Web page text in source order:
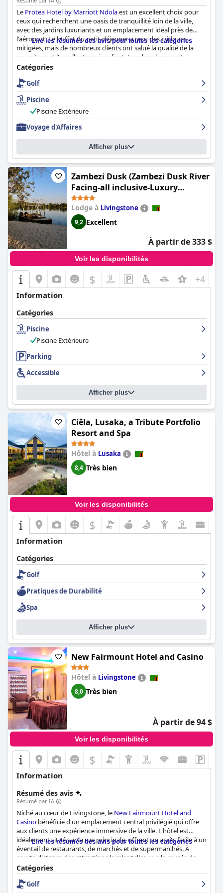
Le Protea Hotel by Marriott Ndolaest un excellent choix pour
ceux qui recherchent une oasis de tranquillité loin de la ville,
avec des jardins luxuriants et un emplacement idéal près de
l'aéroport. Le buffet du petit-déjeuner a reçu des critiques
mitigées, mais de nombreux clients ont salué la qualité de la
nourriture et l'excellent service client. Les chambres sont
propres et confortables, bien que certains critiques aient noté
des problèmes d'entretien mineurs. Le niveau de propreté
exceptionnel de l'hôtel est un point fort et le personnel est
décrit comme le plus amical, le plus courtois et le plus
professionnel qui soit, avec un service client exceptionnel qui
dépasse toutes les attentes. Dans l'ensemble, le
emplacement, sa propreté et son personnel exceptionnel.
Lire les résumés des avis pour toutes les catégories
Catégories
Golf
Piscine
Piscine Extérieure
Voyage d'Affaires
Afficher plus
Zambezi Dusk (Zambezi Dusk River
Facing-all inclusive-Luxury
Accommodation)
Lodge à Livingstone
9,2 Excellent
À partir de 333 $
Voir les disponibilités
$ +4
Information
Catégories
Piscine
Piscine Extérieure
Parking
Accessible
Afficher plus
Ciêla, Lusaka, a Tribute Portfolio
Resort and Spa
Hôtel à Lusaka
8,4 Très bien
Voir les disponibilités
$
Information
Catégories
Golf
Pratiques de Durabilité
Spa
Afficher plus
New Fairmount Hotel and Casino
Hôtel à Livingstone
8,0 Très bien
À partir de 94 $
Voir les disponibilités
$
Information
Résumé des avis
Résumé par IA
Niché au cœur de Livingstone, le New Fairmount Hotel and
Casino bénéficie d'un emplacement central privilégié qui offre
aux clients une expérience immersive de la ville. L'hôtel est
idéalement situé sur la rue principale, offrant un accès facile à un
éventail de restaurants, de marchés et de supermarchés. À
courte distance des attractions locales telles que le musée de
Livingstone et le marché artisanal, et avec les chutes Victoria à
seulement quelques minutes en taxi, il constitue un excellent
point de départ pour les touristes. L'hôtel améliore encore la
Lire les résumés des avis pour toutes les catégories
Catégories
Golf